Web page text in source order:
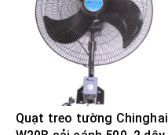
Quạt treo tường Chinghai